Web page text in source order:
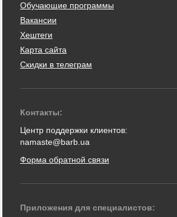
Обучающие программы
Вакансии
Хештеги
Карта сайта
Скидки в телеграм
Контакты:
Центр поддержки клиентов:
namaste@barb.ua
Форма обратной связи
Приложения для специалистов: